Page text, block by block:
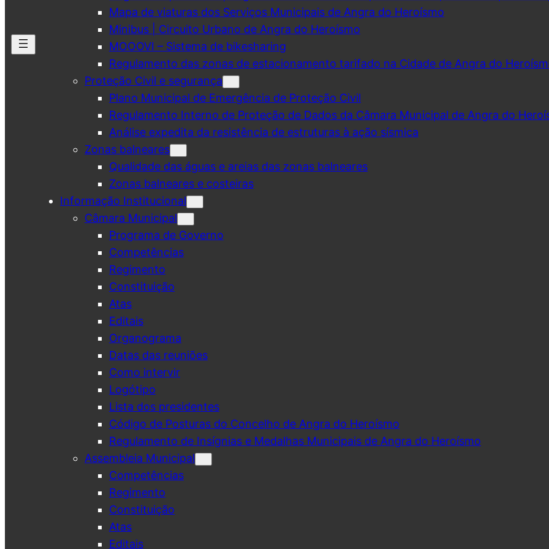
Mapa de viaturas dos Serviços Municipais de Angra do Heroísmo
Minibus | Circuito Urbano de Angra do Heroísmo
MOOOVI – Sistema de bikesharing
Regulamento das zonas de estacionamento tarifado na Cidade de Angra do
Proteção Civil e segurança
Plano Municipal de Emergência de Proteção Civil
Regulamento Interno de Proteção de Dados da Câmara Municipal de Angra do
Análise expedita da resistência de estruturas à ação sísmica
Zonas balneares
Qualidade das águas e areias das zonas balneares
Zonas balneares e costeiras
Informação Institucional
Câmara Municipal
Programa de Governo
Competências
Regimento
Constituição
Atas
Editais
Organograma
Datas das reuniões
Como intervir
Logótipo
Lista dos presidentes
Código de Posturas do Concelho de Angra do Heroísmo
Regulamento de Insígnias e Medalhas Municipais de Angra do Heroísmo
Assembleia Municipal
Competências
Regimento
Constituição
Atas
Editais